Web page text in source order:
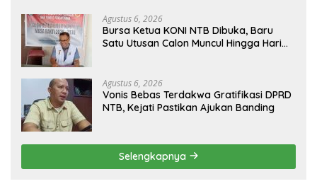
Agustus 6, 2026
Bursa Ketua KONI NTB Dibuka, Baru
Satu Utusan Calon Muncul Hingga Hari
Agustus 6, 2026
Vonis Bebas Terdakwa Gratifikasi DPRD
NTB, Kejati Pastikan Ajukan Banding
Selengkapnya